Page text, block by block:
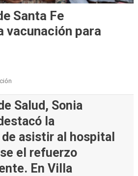
Santa Fe
vacunación para
Salud, Sonia
la
asistir al hospital
el refuerzo
En Villa